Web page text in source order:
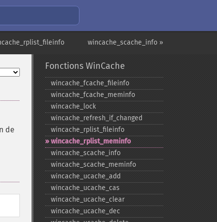
wincache_scache_info »
de
Fonctions WinCache
wincache_​fcache_​fileinfo
wincache_​fcache_​meminfo
wincache_​lock
wincache_​refresh_​if_​changed
wincache_​rplist_​fileinfo
wincache_​rplist_​meminfo
wincache_​scache_​info
wincache_​scache_​meminfo
wincache_​ucache_​add
wincache_​ucache_​cas
wincache_​ucache_​clear
wincache_​ucache_​dec